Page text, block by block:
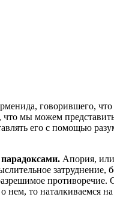
говорившего,
что мы можем
его с помощью
парадоксами. Апория,
затруднение,
нем, то наталкиваемся